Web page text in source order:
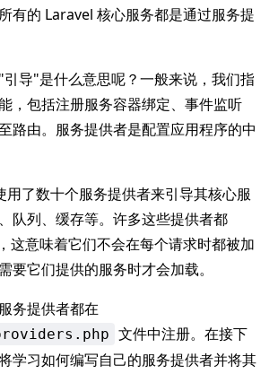
有的 Laravel 核心服务都是通过服务提
导"是什么意思呢？一般来说，我们指
，包括注册服务容器绑定、事件监听
路由。服务提供者是配置应用程序的中
用了数十个服务提供者来引导其核心服
队列、缓存等。许多这些提供者都
这意味着它们不会在每个请求时都被加
要它们提供的服务时才会加载。
务提供者都在
文件中注册。在接下
学习如何编写自己的服务提供者并将其